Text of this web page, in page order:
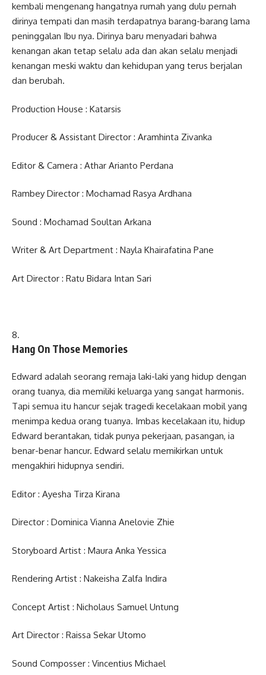
kembali mengenang hangatnya rumah yang dulu pernah
dirinya tempati dan masih terdapatnya barang-barang lama
peninggalan Ibu nya. Dirinya baru menyadari bahwa
kenangan akan tetap selalu ada dan akan selalu menjadi
kenangan meski waktu dan kehidupan yang terus berjalan
dan berubah.
Production House : Katarsis
Producer & Assistant Director : Aramhinta Zivanka
Editor & Camera : Athar Arianto Perdana
Rambey Director : Mochamad Rasya Ardhana
Sound : Mochamad Soultan Arkana
Writer & Art Department : Nayla Khairafatina Pane
Art Director : Ratu Bidara Intan Sari
Hang On Those Memories
Edward adalah seorang remaja laki-laki yang hidup dengan
orang tuanya, dia memiliki keluarga yang sangat harmonis.
Tapi semua itu hancur sejak tragedi kecelakaan mobil yang
menimpa kedua orang tuanya. Imbas kecelakaan itu, hidup
Edward berantakan, tidak punya pekerjaan, pasangan, ia
benar-benar hancur. Edward selalu memikirkan untuk
mengakhiri hidupnya sendiri.
Editor : Ayesha Tirza Kirana
Director : Dominica Vianna Anelovie Zhie
Storyboard Artist : Maura Anka Yessica
Rendering Artist : Nakeisha Zalfa Indira
Concept Artist : Nicholaus Samuel Untung
Art Director : Raissa Sekar Utomo
Sound Composser : Vincentius Michael